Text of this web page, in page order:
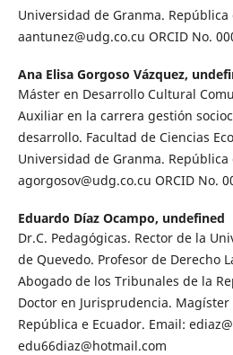
Universidad de Granma. República
aantunez@udg.co.cu ORCID No.
Ana Elisa Gorgoso Vázquez,
Máster en Desarrollo Cultural
Auxiliar en la carrera gestión
desarrollo. Facultad de Ciencias
Universidad de Granma. República
agorgosov@udg.co.cu ORCID No.
Eduardo Díaz Ocampo, undefined
Dr.C. Pedagógicas. Rector de la
de Quevedo. Profesor de Derecho
Abogado de los Tribunales de la
Doctor en Jurisprudencia.
República e Ecuador. Email:
edu66diaz@hotmail.com